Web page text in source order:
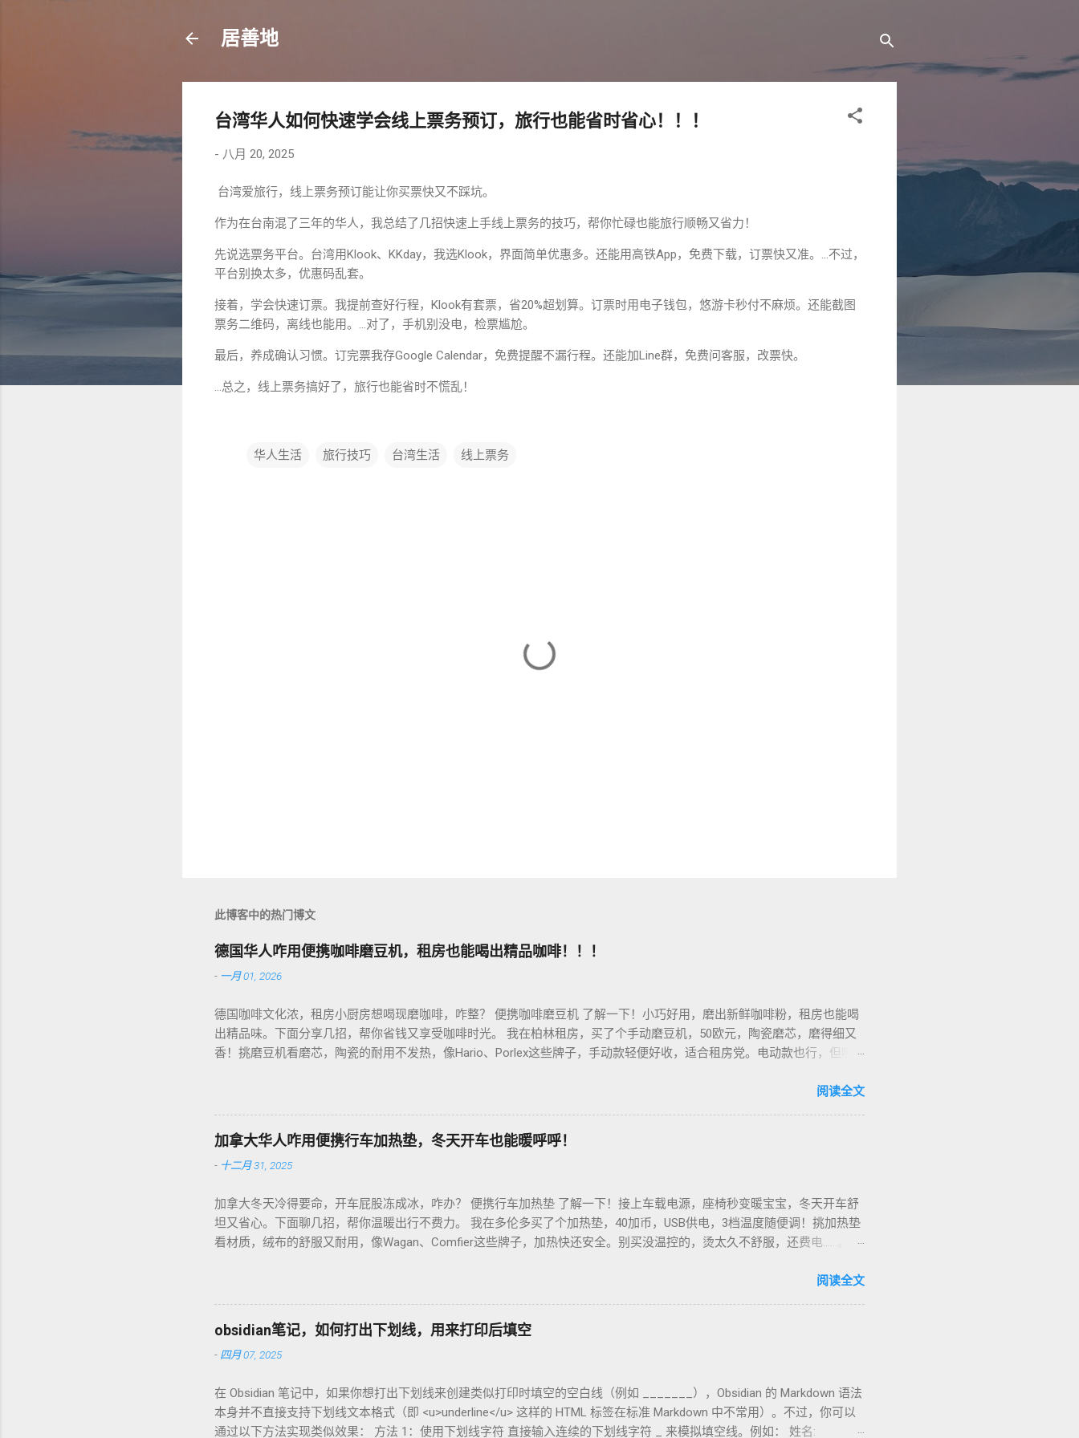
居善地
台湾华人如何快速学会线上票务预订，旅行也能省时省心！！！
- 八月 20, 2025
台湾爱旅行，线上票务预订能让你买票快又不踩坑。
作为在台南混了三年的华人，我总结了几招快速上手线上票务的技巧，帮你忙碌也能旅行顺畅又省力！
先说选票务平台。台湾用Klook、KKday，我选Klook，界面简单优惠多。还能用高铁App，免费下载，订票快又准。…不过，
平台别换太多，优惠码乱套。
接着，学会快速订票。我提前查好行程，Klook有套票，省20%超划算。订票时用电子钱包，悠游卡秒付不麻烦。还能截图
票务二维码，离线也能用。…对了，手机别没电，检票尴尬。
最后，养成确认习惯。订完票我存Google Calendar，免费提醒不漏行程。还能加Line群，免费问客服，改票快。
…总之，线上票务搞好了，旅行也能省时不慌乱！
华人生活 旅行技巧 台湾生活 线上票务
此博客中的热门博文
德国华人咋用便携咖啡磨豆机，租房也能喝出精品咖啡！！！
- 一月 01, 2026
德国咖啡文化浓，租房小厨房想喝现磨咖啡，咋整？ 便携咖啡磨豆机 了解一下！小巧好用，磨出新鲜咖啡粉，租房也能喝
出精品味。下面分享几招，帮你省钱又享受咖啡时光。 我在柏林租房，买了个手动磨豆机，50欧元，陶瓷磨芯，磨得细又
香！挑磨豆机看磨芯，陶瓷的耐用不发热，像Hario、Porlex这些牌子，手动款轻便好收，适合租房党。电动款也行，但噪
每周磨一次，存密封罐，早上冲杯咖啡，香到飞起！德国超市咖啡豆贵，网购Amazon.de或本地咖啡店促销，10欧元买半
货。 便携咖啡磨豆机 让德国华人租房也能喝精品咖啡，赶紧试试，生活更有味！
阅读全文
加拿大华人咋用便携行车加热垫，冬天开车也能暖呼呼！
- 十二月 31, 2025
加拿大冬天冷得要命，开车屁股冻成冰，咋办？ 便携行车加热垫 了解一下！接上车载电源，座椅秒变暖宝宝，冬天开车舒
坦又省心。下面聊几招，帮你温暖出行不费力。 我在多伦多买了个加热垫，40加币，USB供电，3档温度随便调！挑加热垫
看材质，绒布的舒服又耐用，像Wagan、Comfier这些牌子，加热快还安全。别买没温控的，烫太久不舒服，还费电……。买
天开车，加热垫开低档，20分钟省油又暖和。搭配个方向盘套，手也不冻，安全又舒服。冬天停车后收好垫子，别让雪水
币能淘好货。 便携行车加热垫 让加拿大华人冬天开车暖呼呼，赶紧入手，出行更舒心！
阅读全文
obsidian笔记，如何打出下划线，用来打印后填空
- 四月 07, 2025
在 Obsidian 笔记中，如果你想打出下划线来创建类似打印时填空的空白线（例如 _______），Obsidian 的 Markdown 语法
本身并不直接支持下划线文本格式（即 <u>underline</u> 这样的 HTML 标签在标准 Markdown 中不常用）。不过，你可以
通过以下方法实现类似效果： 方法 1：使用下划线字符 直接输入连续的下划线字符 _ 来模拟填空线。例如： 姓名: